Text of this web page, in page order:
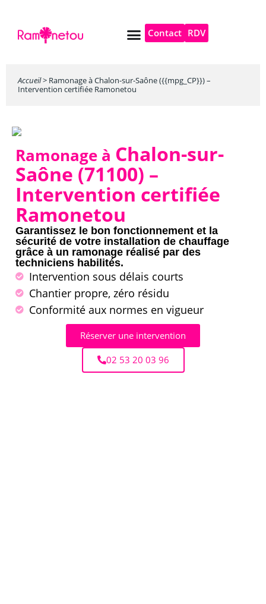
Contact RDV
Accueil> Ramonage à Chalon-sur-Saône ({{mpg_CP}}) –
Intervention certifiée Ramonetou
Ramonage à Chalon-sur-
Saône (71100) –
Intervention certifiée
Ramonetou
Garantissez le bon fonctionnement et la
sécurité de votre installation de chauffage
grâce à un ramonage réalisé par des
techniciens habilités.
Intervention sous délais courts
Chantier propre, zéro résidu
Conformité aux normes en vigueur
Réserver une intervention
02 53 20 03 96